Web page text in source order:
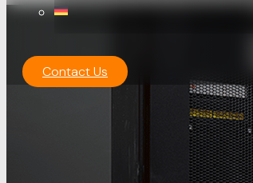
Contact Us